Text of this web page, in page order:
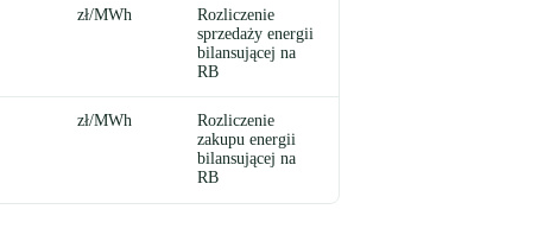
zł/MWh
Rozliczenie
sprzedaży energii
bilansującej na
RB
zł/MWh
Rozliczenie
zakupu energii
bilansującej na
RB